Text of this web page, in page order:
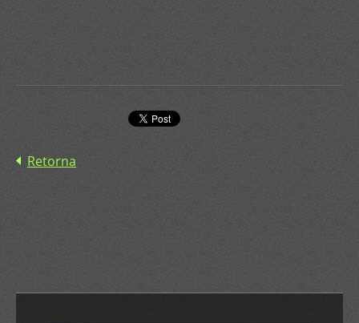
Retorna